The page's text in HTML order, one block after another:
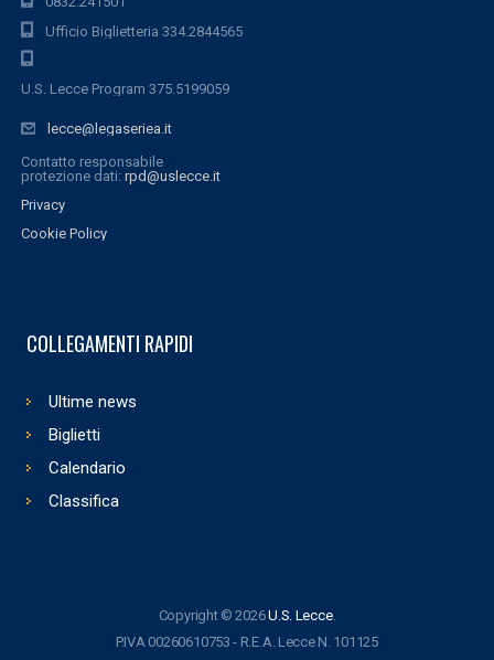
Ufficio Biglietteria 334.2844565
U.S. Lecce Program 375.5199059
lecce@legaseriea.it
Contatto responsabile
protezione dati: rpd@uslecce.it
Privacy
Cookie Policy
COLLEGAMENTI RAPIDI
Ultime news
Biglietti
Calendario
Classifica
Copyright © 2026U.S. Lecce.
P.IVA 00260610753 - R.E.A. Lecce N. 101125